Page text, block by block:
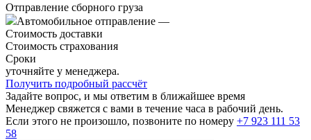
Отправление сборного груза
Автомобильное отправление —
Стоимость доставки
Стоимость страхования
Сроки
уточняйте у менеджера.
Получить подробный рассчёт
Задайте вопрос, и мы ответим в ближайшее время
Менеджер свяжется с вами в течение часа в рабочий день.
Если этого не произошло, позвоните по номеру +7 923 111 53
58